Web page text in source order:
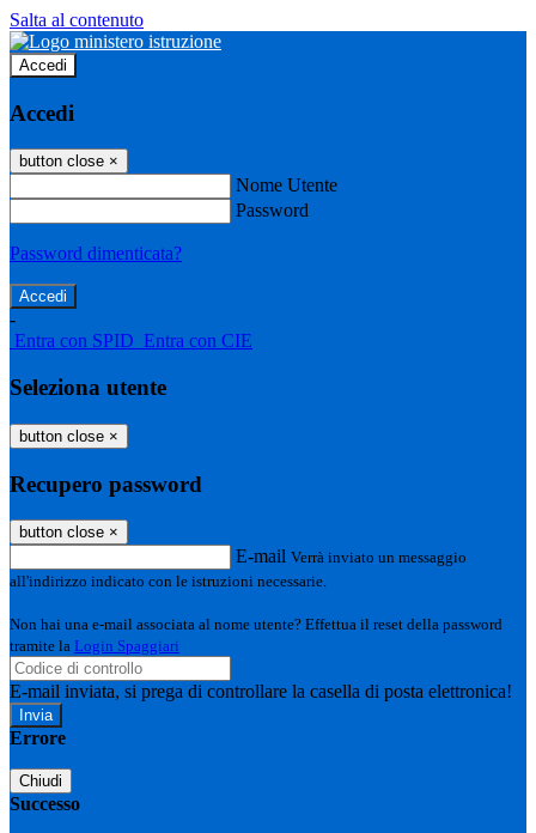
Salta al contenuto
Accedi
Accedi
button close ×
Nome Utente
Password
Password dimenticata?
-
Entra con SPID Entra con CIE
Seleziona utente
button close ×
Recupero password
button close ×
E-mail Verrà inviato un messaggio
all'indirizzo indicato con le istruzioni necessarie.
Non hai una e-mail associata al nome utente? Effettua il reset della password
tramite la Login Spaggiari
E-mail inviata, si prega di controllare la casella di posta elettronica!
Errore
Chiudi
Successo